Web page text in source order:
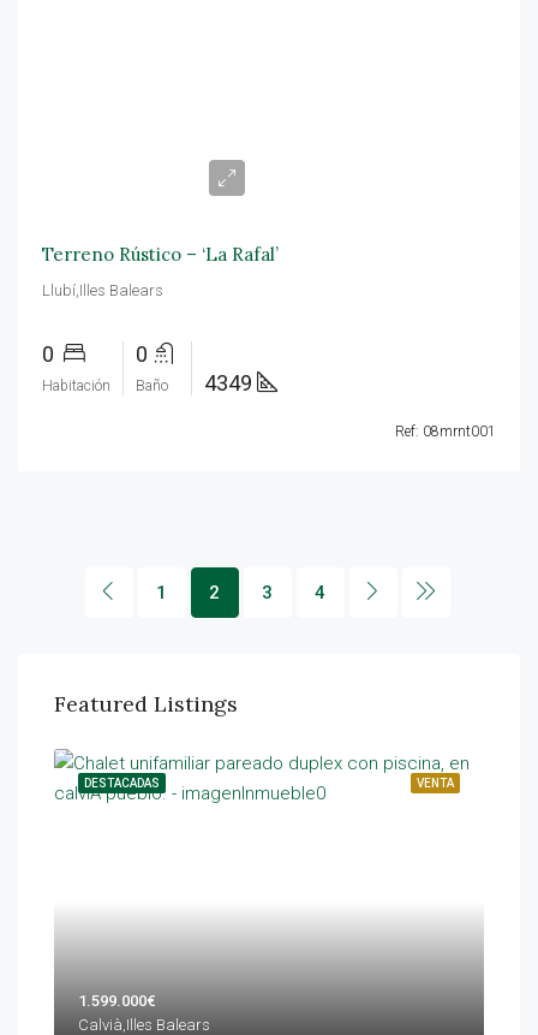
Terreno Rústico – ‘La Rafal’
Llubí,Illes Balears
0
Habitación
0
Baño 4349
Ref: 08mrnt001
1 2 3 4
Featured Listings
VENTA
DESTACADAS
1.599.000€
Calvià,Illes Balears